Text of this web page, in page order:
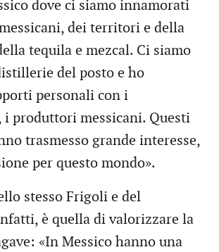
dove ci siamo innamorati
dei territori e della
tequila e mezcal. Ci siamo
del posto e ho
personali con i
i produttori messicani. Questi
trasmesso grande interesse,
per questo mondo».
stesso Frigoli e del
è quella di valorizzare la
«In Messico hanno una